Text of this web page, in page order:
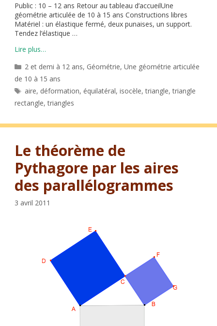
Public : 10 – 12 ans Retour au tableau d’accueilUne
géométrie articulée de 10 à 15 ans Constructions libres
Matériel : un élastique fermé, deux punaises, un support.
Tendez l’élastique …
Lire plus…
Catégories
2 et demi à 12 ans, Géométrie,Une géométrie articulée
de 10 à 15 ans
Étiquettes
aire, déformation, équilatéral,isocèle,triangle,triangle
rectangle,triangles
Le théorème de
Pythagore par les aires
des parallélogrammes
3 avril 2011